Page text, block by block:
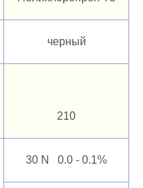
черный
210
30 N 0.0 - 0.1%